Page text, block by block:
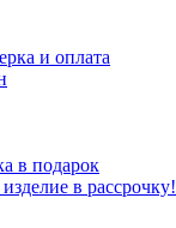
и оплата
в подарок
в рассрочку!